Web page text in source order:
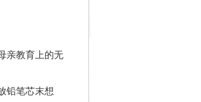
亲教育上的无
铅笔芯末想